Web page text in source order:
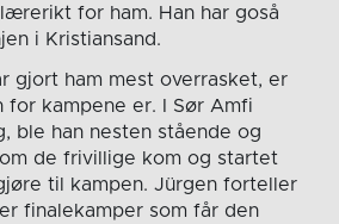
for ham. Han har goså
i Kristiansand.
gjort ham mest overrasket, er
for kampene er. I Sør Amfi
ble han nesten stående og
de frivillige kom og startet
til kampen. Jürgen forteller
finalekamper som får den